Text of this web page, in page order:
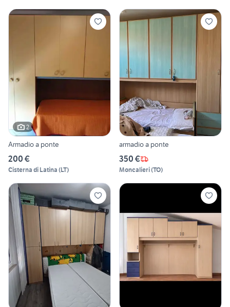
2
Armadio a ponte
200 €
Cisterna di Latina (LT)
armadio a ponte
350 €
Moncalieri(TO)